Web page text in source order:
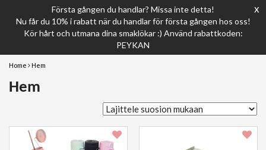
x
Första gången du handlar? Missa inte detta!
Nu får du 10% i rabatt när du handlar för första gången hos oss!
Kör hårt och utmana dina smaklökar :) Använd rabattkoden:
PEYKAN
Home Hem
Hem